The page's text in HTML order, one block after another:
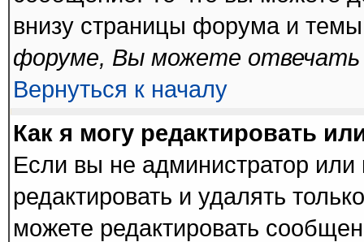
внизу страницы форума и
форуме, Вы можете отвечать
Вернуться к началу
Как я могу редактировать
Если вы не администратор
редактировать и удалять
можете редактировать